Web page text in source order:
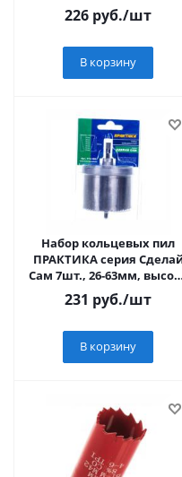
226 руб./шт
В корзину
Набор кольцевых пил
ПРАКТИКА серия
Сам 7шт., 26-63мм,
2"
231 руб./шт
В корзину